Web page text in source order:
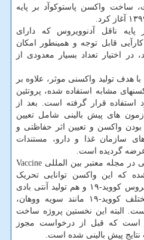
ساخت واکسن پاستوکوآد بر پایه
پایه ناقل آدنوویروس که دارای
قابل توجه و همینطور امکان
در اختیار تعداد بسیار معدودی از
هدف تولید واکسنی موثر، علاوه بر
مشابه استفاده شده، پروتئین
کووید-۱۹ هم مورد استفاده قرار گرفته است. بعد از
های پیش بالینی شامل تعیین
بودن واکسن و تعیین اثر حفاظتی و
سازمان غذا و دارو، مستندات
گردیده است.
که به تازگی در مجله معتبر بین المللی Vaccine
داده شده که این واکسن توانایی تحریک
سیستم ایمنی سلولی بر ضد ویروس کووید-۱۹ و هم تولید آنتی بادی
خنثی کننده ضد سویه های مختلف کووید-۱۹ مانند سویه ووهان،
البته این نخستین پروژه ساخت
است که قبل از درخواست مجوز
نتایج پیش بالینی شده است.